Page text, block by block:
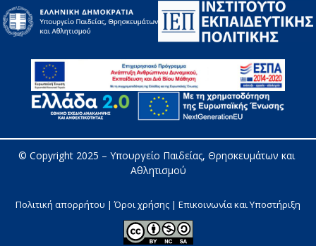
© Copyright 2025 – Υπουργείο Παιδείας, Θρησκευμάτων και
Αθλητισμού
Πολιτική απορρήτου | Όροι χρήσης | Επικοινωνία και Υποστήριξη